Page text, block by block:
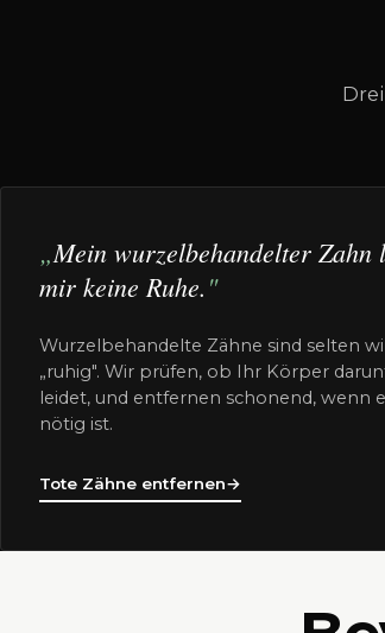
Mein wurzelbehandelter Zahn
mir keine Ruhe.
Wurzelbehandelte Zähne sind selten
„ruhig". Wir prüfen, ob Ihr Körper
leidet, und entfernen schonend, wenn
nötig ist.
Tote Zähne entfernen→